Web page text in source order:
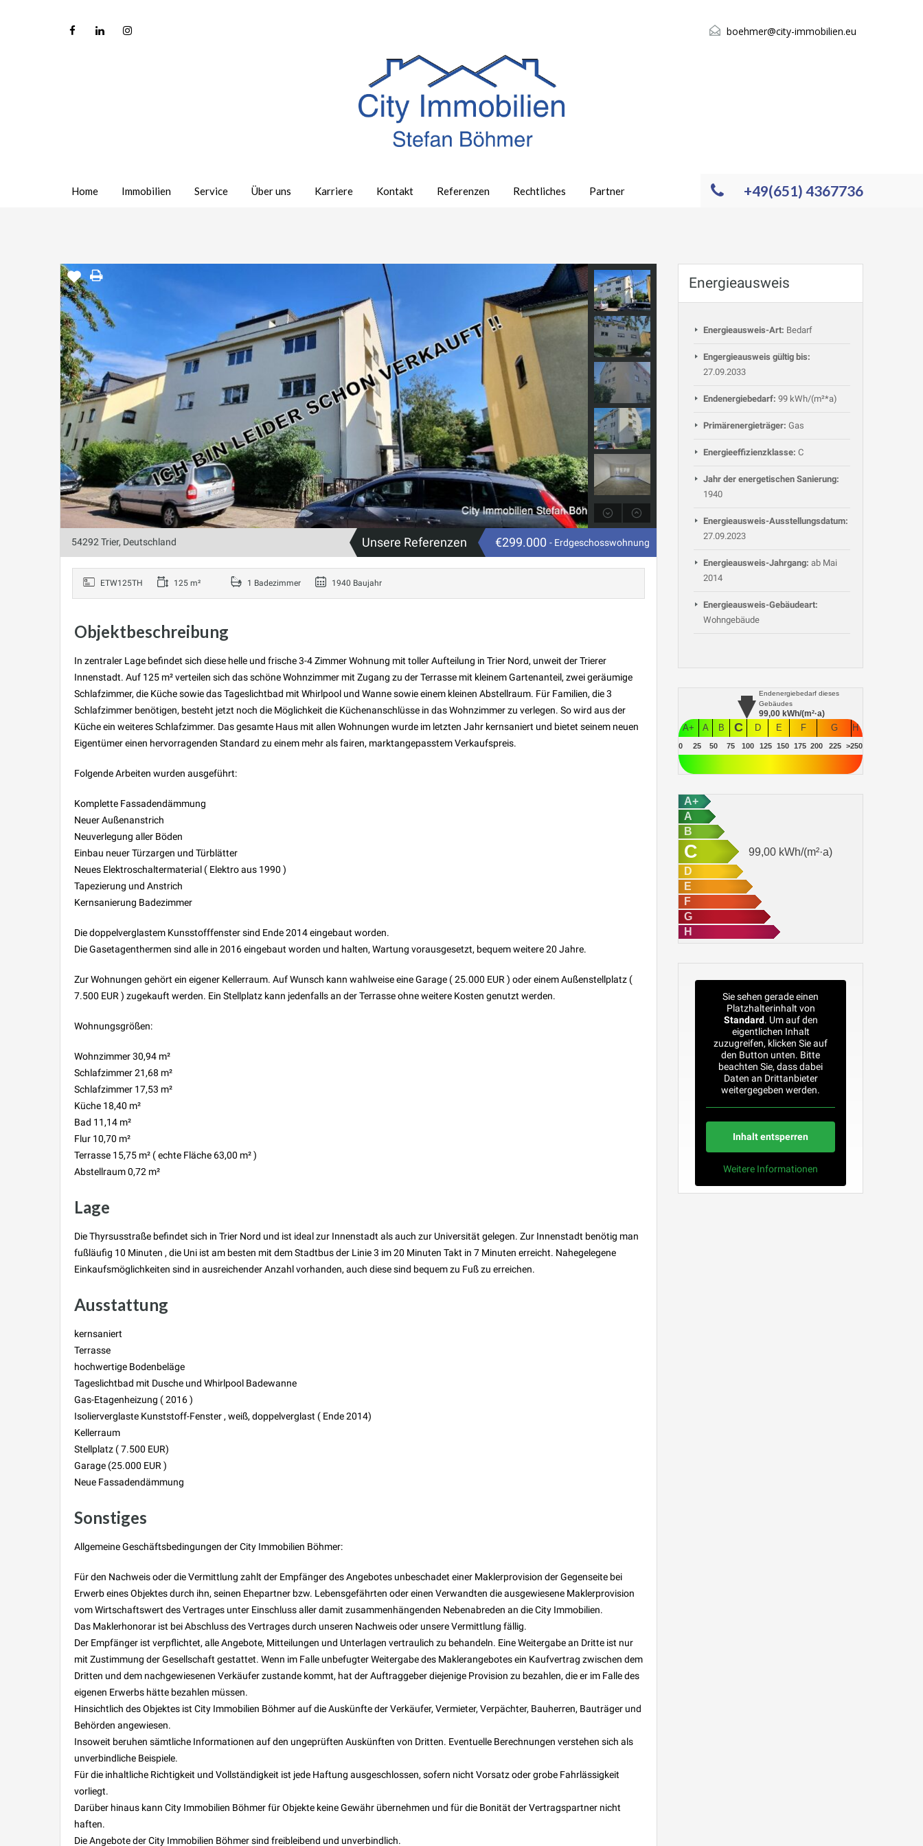
boehmer@city-immobilien.eu
Home Immobilien Service Über uns Karriere Kontakt Referenzen Rechtliches Partner +49(651) 4367736
54292 Trier, Deutschland Unsere Referenzen €299.000 - Erdgeschosswohnung
ETW125TH 125 m² 1 Badezimmer 1940 Baujahr
Objektbeschreibung
In zentraler Lage befindet sich diese helle und frische 3-4 Zimmer Wohnung mit toller Aufteilung in Trier Nord, unweit der Trierer
Innenstadt. Auf 125 m² verteilen sich das schöne Wohnzimmer mit Zugang zu der Terrasse mit kleinem Gartenanteil, zwei geräumige
Schlafzimmer, die Küche sowie das Tageslichtbad mit Whirlpool und Wanne sowie einem kleinen Abstellraum. Für Familien, die 3
Schlafzimmer benötigen, besteht jetzt noch die Möglichkeit die Küchenanschlüsse in das Wohnzimmer zu verlegen. So wird aus der
Küche ein weiteres Schlafzimmer. Das gesamte Haus mit allen Wohnungen wurde im letzten Jahr kernsaniert und bietet seinem neuen
Eigentümer einen hervorragenden Standard zu einem mehr als fairen, marktangepasstem Verkaufspreis.
Folgende Arbeiten wurden ausgeführt:
Komplette Fassadendämmung
Neuer Außenanstrich
Neuverlegung aller Böden
Einbau neuer Türzargen und Türblätter
Neues Elektroschaltermaterial ( Elektro aus 1990 )
Tapezierung und Anstrich
Kernsanierung Badezimmer
Die doppelverglastem Kunsstofffenster sind Ende 2014 eingebaut worden.
Die Gasetagenthermen sind alle in 2016 eingebaut worden und halten, Wartung vorausgesetzt, bequem weitere 20 Jahre.
Zur Wohnungen gehört ein eigener Kellerraum. Auf Wunsch kann wahlweise eine Garage ( 25.000 EUR ) oder einem Außenstellplatz (
7.500 EUR ) zugekauft werden. Ein Stellplatz kann jedenfalls an der Terrasse ohne weitere Kosten genutzt werden.
Wohnungsgrößen:
Wohnzimmer 30,94 m²
Schlafzimmer 21,68 m²
Schlafzimmer 17,53 m²
Küche 18,40 m²
Bad 11,14 m²
Flur 10,70 m²
Terrasse 15,75 m² ( echte Fläche 63,00 m² )
Abstellraum 0,72 m²
Lage
Die Thyrsusstraße befindet sich in Trier Nord und ist ideal zur Innenstadt als auch zur Universität gelegen. Zur Innenstadt benötig man
fußläufig 10 Minuten , die Uni ist am besten mit dem Stadtbus der Linie 3 im 20 Minuten Takt in 7 Minuten erreicht. Nahegelegene
Einkaufsmöglichkeiten sind in ausreichender Anzahl vorhanden, auch diese sind bequem zu Fuß zu erreichen.
Ausstattung
kernsaniert
Terrasse
hochwertige Bodenbeläge
Tageslichtbad mit Dusche und Whirlpool Badewanne
Gas-Etagenheizung ( 2016 )
Isolierverglaste Kunststoff-Fenster , weiß, doppelverglast ( Ende 2014)
Kellerraum
Stellplatz ( 7.500 EUR)
Garage (25.000 EUR )
Neue Fassadendämmung
Sonstiges
Allgemeine Geschäftsbedingungen der City Immobilien Böhmer:
Für den Nachweis oder die Vermittlung zahlt der Empfänger des Angebotes unbeschadet einer Maklerprovision der Gegenseite bei
Erwerb eines Objektes durch ihn, seinen Ehepartner bzw. Lebensgefährten oder einen Verwandten die ausgewiesene Maklerprovision
vom Wirtschaftswert des Vertrages unter Einschluss aller damit zusammenhängenden Nebenabreden an die City Immobilien.
Das Maklerhonorar ist bei Abschluss des Vertrages durch unseren Nachweis oder unsere Vermittlung fällig.
Der Empfänger ist verpflichtet, alle Angebote, Mitteilungen und Unterlagen vertraulich zu behandeln. Eine Weitergabe an Dritte ist nur
mit Zustimmung der Gesellschaft gestattet. Wenn im Falle unbefugter Weitergabe des Maklerangebotes ein Kaufvertrag zwischen dem
Dritten und dem nachgewiesenen Verkäufer zustande kommt, hat der Auftraggeber diejenige Provision zu bezahlen, die er im Falle des
eigenen Erwerbs hätte bezahlen müssen.
Hinsichtlich des Objektes ist City Immobilien Böhmer auf die Auskünfte der Verkäufer, Vermieter, Verpächter, Bauherren, Bauträger und
Behörden angewiesen.
Insoweit beruhen sämtliche Informationen auf den ungeprüften Auskünften von Dritten. Eventuelle Berechnungen verstehen sich als
unverbindliche Beispiele.
Für die inhaltliche Richtigkeit und Vollständigkeit ist jede Haftung ausgeschlossen, sofern nicht Vorsatz oder grobe Fahrlässigkeit
vorliegt.
Darüber hinaus kann City Immobilien Böhmer für Objekte keine Gewähr übernehmen und für die Bonität der Vertragspartner nicht
haften.
Die Angebote der City Immobilien Böhmer sind freibleibend und unverbindlich.
Energieausweis
Energieausweis-Art: Bedarf
Engergieausweis gültig bis:
27.09.2033
Endenergiebedarf: 99 kWh/(m²*a)
Primärenergieträger: Gas
Energieeffizienzklasse: C
Jahr der energetischen Sanierung:
1940
Energieausweis-Ausstellungsdatum:
27.09.2023
Energieausweis-Jahrgang: ab Mai
2014
Energieausweis-Gebäudeart:
Wohngebäude
Endenergiebedarfdieses
Gebäudes
99,00kWh/(m²·a)
A+
A B C D E F G H
0 25 50 75 100 125 150 175 200 225 >250
A+
A
B
C 99,00 kWh/(m²·a)
D
E
F
G
H
Sie sehen gerade einen
Platzhalterinhalt von
Standard. Um auf den
eigentlichen Inhalt
zuzugreifen, klicken Sie auf
den Button unten. Bitte
beachten Sie, dass dabei
Daten an Drittanbieter
weitergegeben werden.
Inhalt entsperren
Weitere Informationen